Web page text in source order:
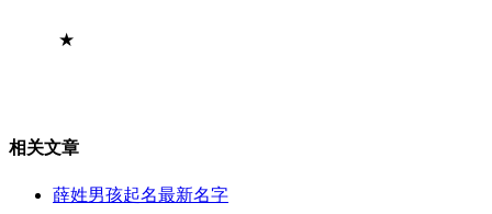
★
相关文章
薛姓男孩起名最新名字